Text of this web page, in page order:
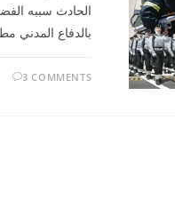
الحادث سببه
بالدفاع المدني
3 COMMENTS